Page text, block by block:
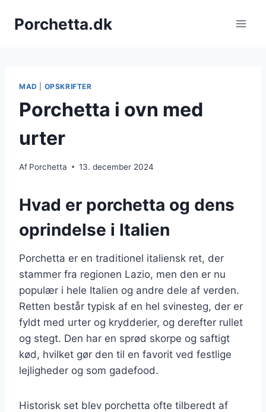
Porchetta.dk
MAD OPSKRIFTER
Porchetta i ovn med
urter
Af Porchetta 13. december 2024
Hvad er porchetta og dens
oprindelse i Italien
Porchetta er en traditionel italiensk ret, der
stammer fra regionen Lazio, men den er nu
populær i hele Italien og andre dele af verden.
Retten består typisk af en hel svinesteg, der er
fyldt med urter og krydderier, og derefter rullet
og stegt. Den har en sprød skorpe og saftigt
kød, hvilket gør den til en favorit ved festlige
lejligheder og som gadefood.
Historisk set blev porchetta ofte tilberedt af